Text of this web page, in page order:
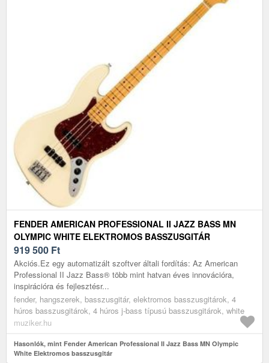
FENDER AMERICAN PROFESSIONAL II JAZZ BASS MN
OLYMPIC WHITE ELEKTROMOS BASSZUSGITÁR
919 500 Ft
Akciós.Ez egy automatizált szoftver általi fordítás: Az American
Professional II Jazz Bass® több mint hatvan éves innovációra,
inspirációra és fejlesztésr...
fender, hangszerek, basszusgitár, elektromos basszusgitárok, 4
húros basszusgitárok, 4 húros j-bass típusú basszusgitárok, white
muziker.hu
Hasonlók, mint Fender American Professional II Jazz Bass MN Olympic
White Elektromos basszusgitár